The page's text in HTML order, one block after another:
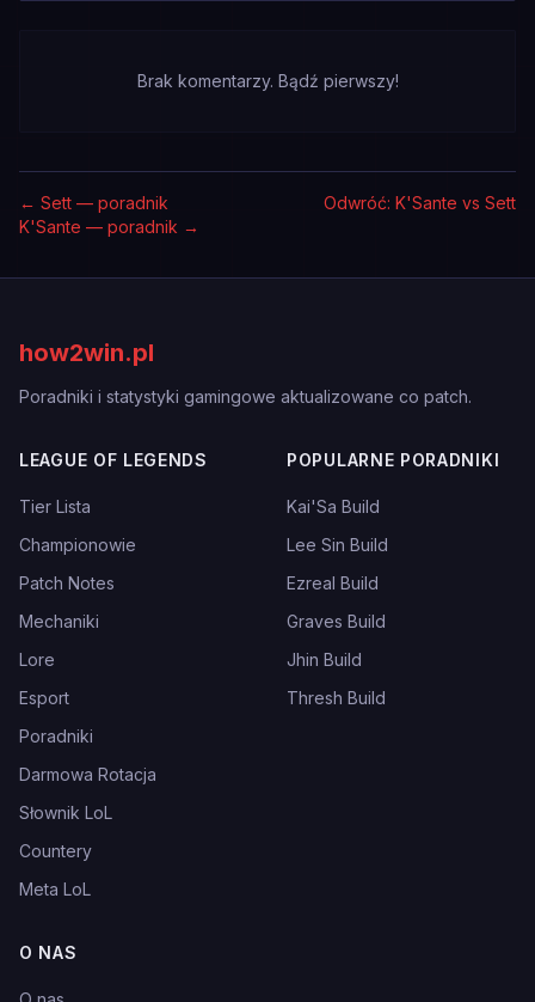
Brak komentarzy. Bądź pierwszy!
← Sett — poradnik
Odwróć: K'Sante vs Sett
K'Sante — poradnik →
how2win.pl
Poradniki i statystyki gamingowe aktualizowane co patch.
LEAGUE OF LEGENDS
Tier Lista
Championowie
Patch Notes
Mechaniki
Lore
Esport
Poradniki
Darmowa Rotacja
Słownik LoL
Countery
Meta LoL
POPULARNE PORADNIKI
Kai'Sa Build
Lee Sin Build
Ezreal Build
Graves Build
Jhin Build
Thresh Build
O NAS